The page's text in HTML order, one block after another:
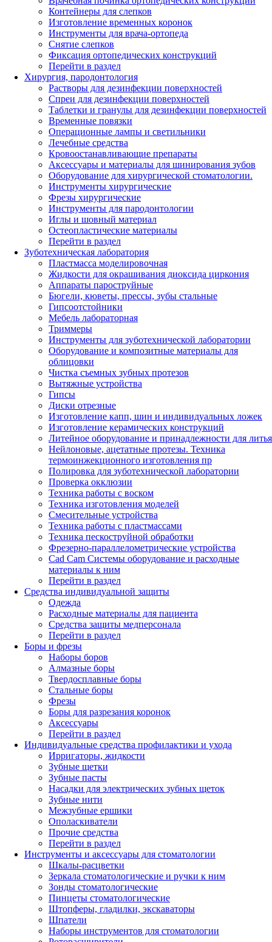
Контейнеры для слепков
Изготовление временных коронок
Инструменты для врача-ортопеда
Снятие слепков
Фиксация ортопедических конструкций
Перейти в раздел
Хирургия, пародонтология
Растворы для дезинфекции поверхностей
Спреи для дезинфекции поверхностей
Таблетки и гранулы для дезинфекции поверхностей
Временные повязки
Операционные лампы и светильники
Лечебные средства
Кровоостанавливающие препараты
Аксессуары и материалы для шинирования зубов
Оборудование для хирургической стоматологии.
Инструменты хирургические
Фрезы хирургические
Инструменты для пародонтологии
Иглы и шовный материал
Остеопластические материалы
Перейти в раздел
Зуботехническая лаборатория
Пластмасса моделировочная
Жидкости для окрашивания диоксида циркония
Аппараты пароструйные
Бюгели, кюветы, прессы, зубы стальные
Гипсоотстойники
Мебель лабораторная
Триммеры
Инструменты для зуботехнической лаборатории
Оборудование и композитные материалы для
облицовки
Чистка съемных зубных протезов
Вытяжные устройства
Гипсы
Диски отрезные
Изготовление капп, шин и индивидуальных ложек
Изготовление керамических конструкций
Литейное оборудование и принадлежности для литья
Нейлоновые, ацетатные протезы. Техника
термоинжекционного изготовления пр
Полировка для зуботехнической лаборатории
Проверка окклюзии
Техника работы с воском
Техника изготовления моделей
Смесительные устройства
Техника работы с пластмассами
Техника пескоструйной обработки
Фрезерно-параллелометрические устройства
Cad Cam Системы оборудование и расходные
материалы к ним
Перейти в раздел
Средства индивидуальной защиты
Одежда
Расходные материалы для пациента
Средства защиты медперсонала
Перейти в раздел
Боры и фрезы
Наборы боров
Алмазные боры
Твердосплавные боры
Стальные боры
Фрезы
Боры для разрезания коронок
Аксессуары
Перейти в раздел
Индивидуальные средства профилактики и ухода
Ирригаторы, жидкости
Зубные щетки
Зубные пасты
Насадки для электрических зубных щеток
Зубные нити
Межзубные ершики
Ополаскиватели
Прочие средства
Перейти в раздел
Инструменты и аксессуары для стоматологии
Шкалы-расцветки
Зеркала стоматологические и ручки к ним
Зонды стоматологические
Пинцеты стоматологические
Штопферы, гладилки, экскаваторы
Шпатели
Наборы инструментов для стоматологии